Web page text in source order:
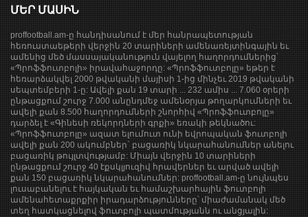
ՄԵՐ ՄԱՍԻՆ
proffootball.am-ը հանդիսանում է մեր հանրապետության
հեռուստաեթերի վերջին 20 տարիների ամենառեյտինգային եւ
ամենից մեծ մասսայականություն վայելող հաղորդումներից՝
«Պրոֆֆուտբոլի» իրավահաջորդը: «Պրոֆֆուտբոլը» եթեր է
հեռարձակվել 2000 թվականի մայիսի 1-ից մինչեւ 2019 թվականի
սեպտեմբերի 1-ը: Ավելի քան 19 տարի ... 232 ամիս ... 7.060 օրերի
ընթացքում շուրջ 7.000 անընդմեջ ամենօրյա թողարկումների եւ
ավելի քան 8.500 հաղորդումների շնորհիվ «Պրոֆֆուտբոլը»
դարձել է «Գինեսի ռեկորդների գրքի» եռակի թեկնածու:
«Պրոֆֆուտբոլը» ազատ ելումուտ ունի եվրոպական ֆուտբոլի
ավելի քան 200 ակումբներ` բացառիկ նկարահանումներ անելու
բացառիկ թույլտվությամբ: Միայն վերջին 10 տարիների
ընթացքում շուրջ 40 էքսկլյուզիվ հրավերներ եւ արված ավելի
քան 150 բացառիկ նկարահանումներ: proffootball.am-ը նույնպես
լուսաբանելու է հայկական եւ համաշխարհային ֆուտբոլի
ամենահետաքրքիր իրադարձությունները՝ միաժամանակ մեծ
տեղ հատկացնելով ֆուտբոլի պատմությանն ու անցյալին: